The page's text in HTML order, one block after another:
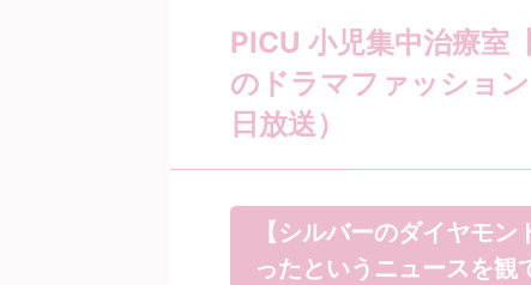
PICU 小児集中治療室
のドラマファッショ
日放送）
【シルバーのダイヤモ
ったというニュースを観